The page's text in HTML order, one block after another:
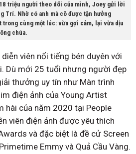
triệu người theo dõi của mình, Joey gửi lời
Trí. Nhờ có anh mà cô được tận hưởng
trong cùng một lúc: vừa gợi cảm, lại vừa dịu
chúa.
viên nổi tiếng bén duyên với
Dù mới 25 tuổi nhưng người đẹp
thưởng uy tín như Màn trình
điện ảnh của Young Artist
hài của năm 2020 tại People
viên điện ảnh được yêu thích
và đặc biệt là đề cử Screen
Emmy và Quả Cầu Vàng.